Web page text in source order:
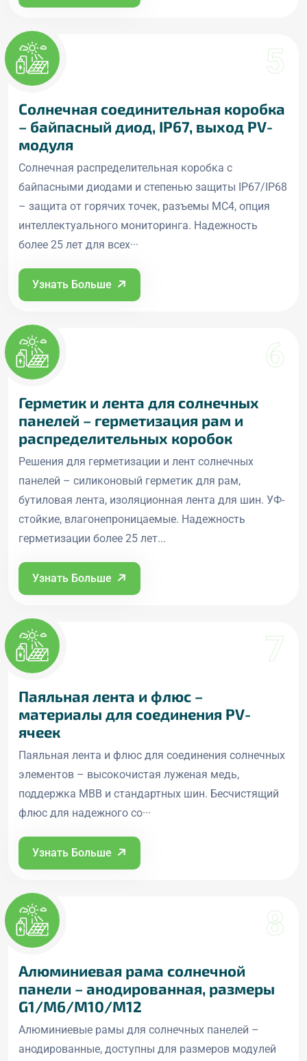
5
Солнечная соединительная коробка
– байпасный диод, IP67, выход PV-
модуля
Солнечная распределительная коробка с
байпасными диодами и степенью защиты IP67/IP68
– защита от горячих точек, разъемы MC4, опция
интеллектуального мониторинга. Надежность
более 25 лет для всех···
Узнать Больше
6
Герметик и лента для солнечных
панелей – герметизация рам и
распределительных коробок
Решения для герметизации и лент солнечных
панелей – силиконовый герметик для рам,
бутиловая лента, изоляционная лента для шин. УФ-
стойкие, влагонепроницаемые. Надежность
герметизации более 25 лет...
Узнать Больше
7
Паяльная лента и флюс –
материалы для соединения PV-
ячеек
Паяльная лента и флюс для соединения солнечных
элементов – высокочистая луженая медь,
поддержка MBB и стандартных шин. Бесчистящий
флюс для надежного со···
Узнать Больше
8
Алюминиевая рама солнечной
панели – анодированная, размеры
G1/M6/M10/M12
Алюминиевые рамы для солнечных панелей –
анодированные, доступны для размеров модулей